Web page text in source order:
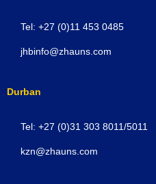
Tel: +27 (0)11 453 0485
jhbinfo@zhauns.com
Durban
Tel: +27 (0)31 303 8011/5011
kzn@zhauns.com